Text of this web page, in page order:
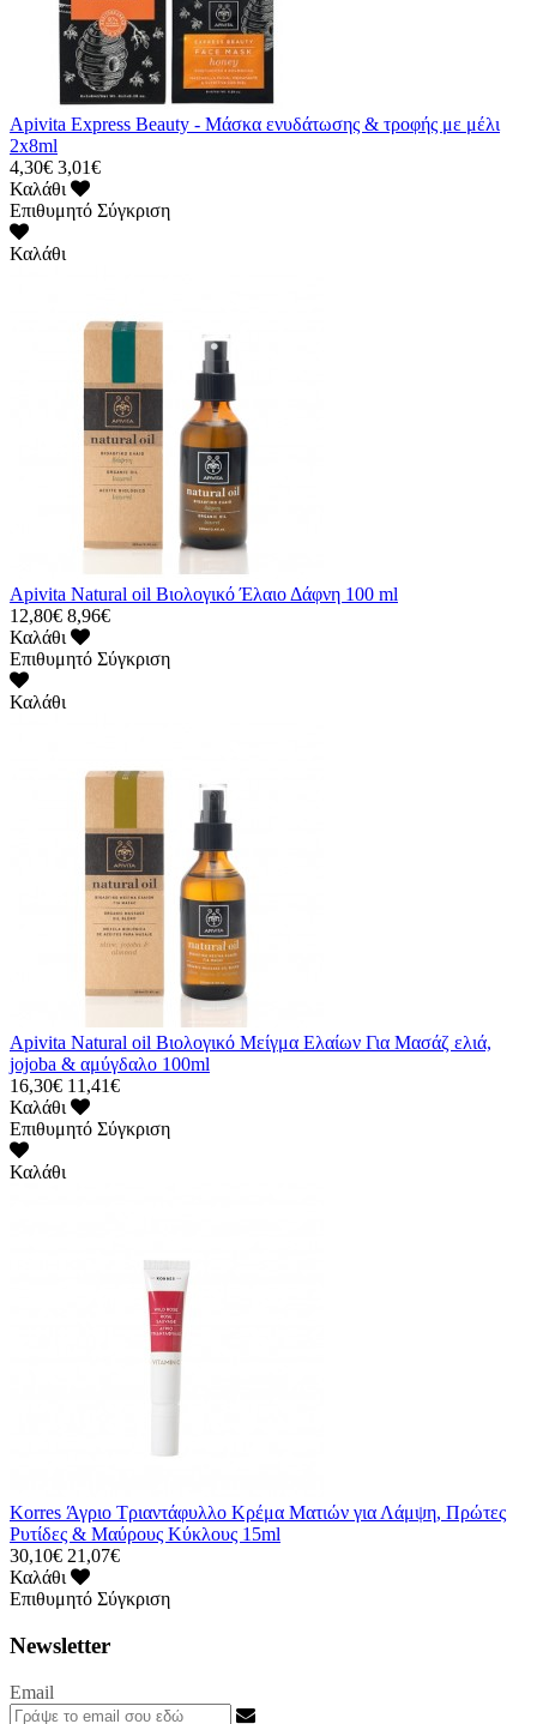
Apivita Εxpress Βeauty - Μάσκα ενυδάτωσης & τροφής με μέλι
2x8ml
4,30€ 3,01€
Καλάθι
Επιθυμητό Σύγκριση
Καλάθι
Apivita Natural oil Βιολογικό Έλαιο Δάφνη 100 ml
12,80€ 8,96€
Καλάθι
Επιθυμητό Σύγκριση
Καλάθι
Apivita Natural oil Βιολογικό Μείγμα Ελαίων Για Μασάζ ελιά,
jojoba & αμύγδαλο 100ml
16,30€ 11,41€
Καλάθι
Επιθυμητό Σύγκριση
Καλάθι
Korres Άγριο Τριαντάφυλλο Κρέμα Ματιών για Λάμψη, Πρώτες
Ρυτίδες & Μαύρους Κύκλους 15ml
30,10€ 21,07€
Καλάθι
Επιθυμητό Σύγκριση
Newsletter
Email